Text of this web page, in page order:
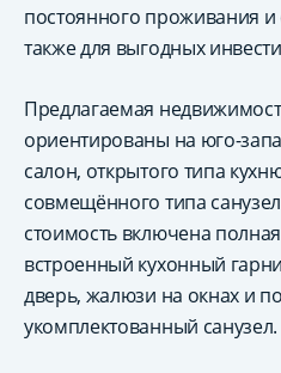
постоянного проживания и
также для выгодных
Предлагаемая
ориентированы на юго-
салон, открытого типа
совмещённого типа
стоимость включена
встроенный кухонный
дверь, жалюзи на окнах и
укомплектованный санузел.